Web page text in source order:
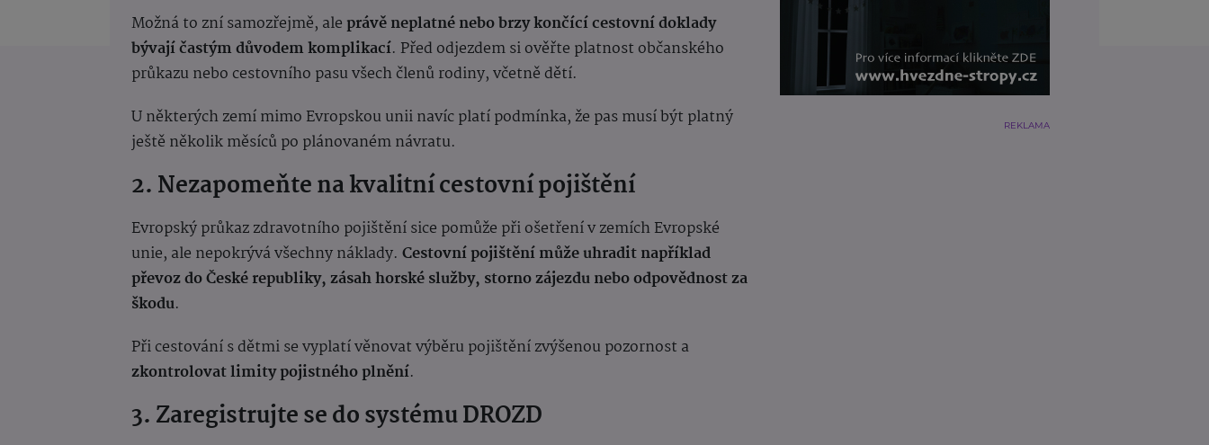
Možná to zní samozřejmě, ale právě neplatné nebo brzy končící cestovní doklady
bývají častým důvodem komplikací. Před odjezdem si ověřte platnost občanského
průkazu nebo cestovního pasu všech členů rodiny, včetně dětí.
U některých zemí mimo Evropskou unii navíc platí podmínka, že pas musí být platný
ještě několik měsíců po plánovaném návratu.
2. Nezapomeňte na kvalitní cestovní pojištění
Evropský průkaz zdravotního pojištění sice pomůže při ošetření v zemích Evropské
unie, ale nepokrývá všechny náklady. Cestovní pojištění může uhradit například
převoz do České republiky, zásah horské služby, storno zájezdu nebo odpovědnost za
škodu.
Při cestování s dětmi se vyplatí věnovat výběru pojištění zvýšenou pozornost a
zkontrolovat limity pojistného plnění.
3. Zaregistrujte se do systému DROZD
REKLAMA